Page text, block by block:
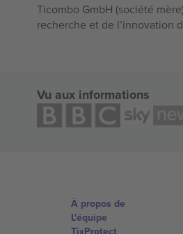
Ticombo GmbH (société
recherche et de l’innovation
Vu aux informations
À propos de
L'équipe
TixProtect